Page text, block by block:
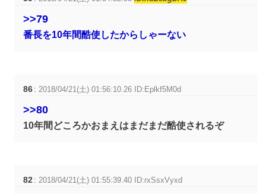
>>79
番長を10年間酷使したからしゃーない
86 :2018/04/21(土) 01:56:10.26 ID:Eplkf5M0d
>>80
10年間どころかおまえはまだまだ酷使されるぞ
82 :2018/04/21(土) 01:55:39.40 ID:rxSsxVyxd